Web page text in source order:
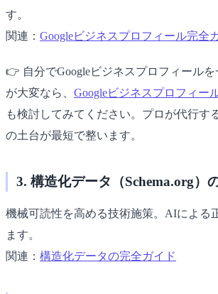
す。
関連： Googleビジネスプロフィール完全
👉 自分でGoogleビジネスプロフィール
が大変なら、 Googleビジネスプロフィー
も検討してみてください。プロが代行す
の土台が最短で整います。
3. 構造化データ（Schema.org）
機械可読性を高める技術施策。AIによる
ます。
関連： 構造化データの完全ガイド